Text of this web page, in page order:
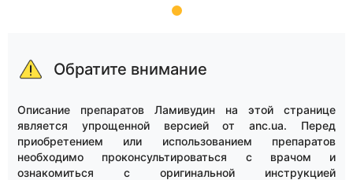
1
Обратите внимание
Описание препаратов Ламивудин на этой странице
является упрощенной версией от anc.ua. Перед
приобретением или использованием препаратов
необходимо проконсультироваться с врачом и
ознакомиться с оригинальной инструкцией